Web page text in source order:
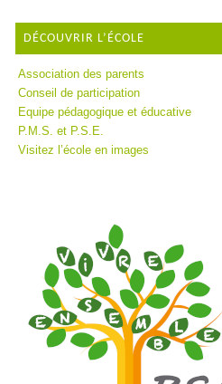
DÉCOUVRIR L’ÉCOLE
Association des parents
Conseil de participation
Equipe pédagogique et éducative
P.M.S. et P.S.E.
Visitez l’école en images